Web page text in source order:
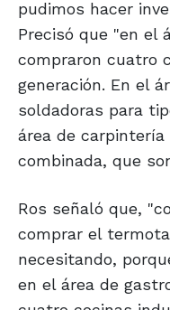
pudimos hacer
Precisó que "en el
compraron cuatro
generación. En el
soldadoras para
área de
combinada, que
Ros señaló que,
comprar el
necesitando,
en el área de